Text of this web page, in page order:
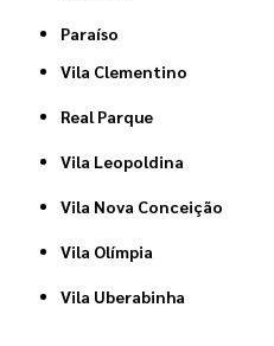
Paraíso
Vila Clementino
Real Parque
Vila Leopoldina
Vila Nova Conceição
Vila Olímpia
Vila Uberabinha